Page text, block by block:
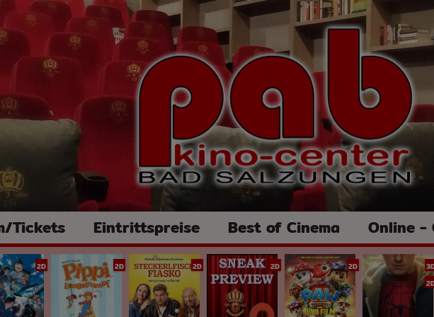
Tickets Eintrittspreise Best of Cinema Online -
2D 2D 2D 2D 2D